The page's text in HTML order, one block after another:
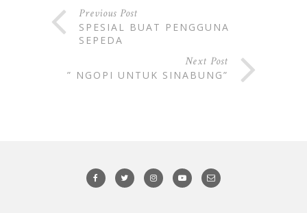
Previous Post
SPESIAL BUAT PENGGUNA
SEPEDA
Next Post
” NGOPI UNTUK SINABUNG”